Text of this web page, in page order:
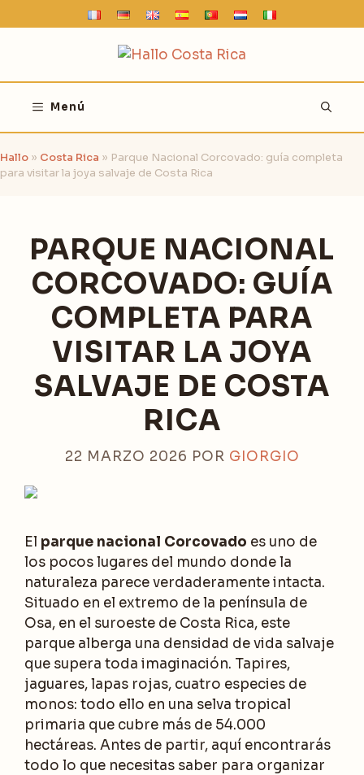
al
Menú
Hallo » Costa Rica » Parque Nacional Corcovado: guía completa
para visitar la joya salvaje de Costa Rica
PARQUE NACIONAL
CORCOVADO: GUÍA
COMPLETA PARA
VISITAR LA JOYA
SALVAJE DE COSTA
RICA
22 MARZO 2026 POR GIORGIO
El parque nacional Corcovado es uno de
los pocos lugares del mundo donde la
naturaleza parece verdaderamente intacta.
Situado en el extremo de la península de
Osa, en el suroeste de Costa Rica, este
parque alberga una densidad de vida salvaje
que supera toda imaginación. Tapires,
jaguares, lapas rojas, cuatro especies de
monos: todo ello en una selva tropical
primaria que cubre más de 54.000
hectáreas. Antes de partir, aquí encontrarás
todo lo que necesitas saber para organizar